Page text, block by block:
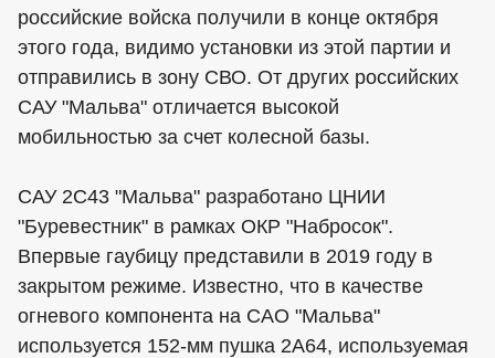
российские войска получили в конце октября
этого года, видимо установки из этой партии и
отправились в зону СВО. От других российских
САУ "Мальва" отличается высокой
мобильностью за счет колесной базы.
САУ 2С43 "Мальва" разработано ЦНИИ
"Буревестник" в рамках ОКР "Набросок".
Впервые гаубицу представили в 2019 году в
закрытом режиме. Известно, что в качестве
огневого компонента на САО "Мальва"
используется 152-мм пушка 2А64, используемая